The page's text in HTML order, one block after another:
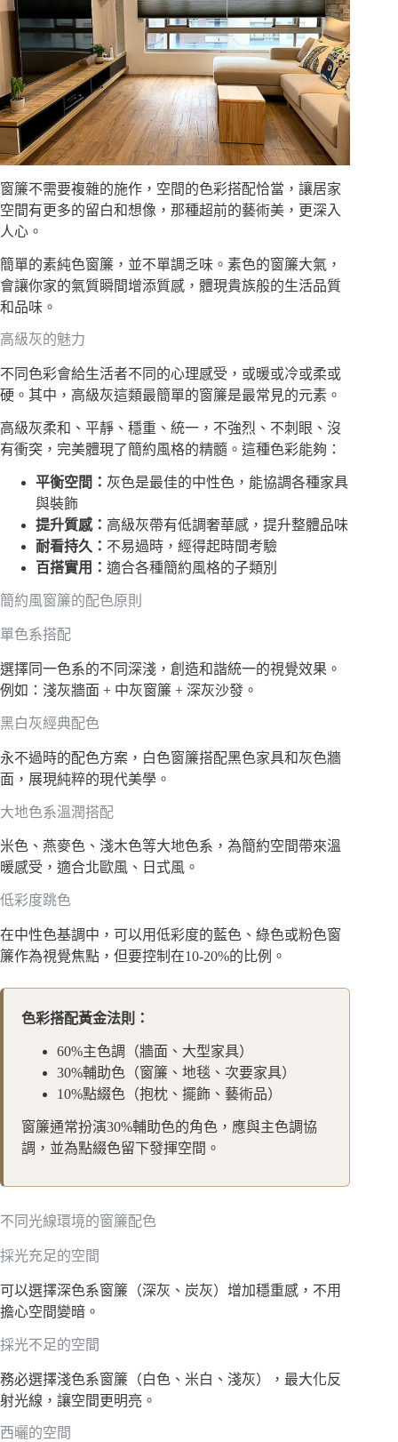
窗簾不需要複雜的施作，空間的色彩搭配恰當，讓居家
空間有更多的留白和想像，那種超前的藝術美，更深入
人心。
簡單的素純色窗簾，並不單調乏味。素色的窗簾大氣，
會讓你家的氣質瞬間增添質感，體現貴族般的生活品質
和品味。
高級灰的魅力
不同色彩會給生活者不同的心理感受，或暖或冷或柔或
硬。其中，高級灰這類最簡單的窗簾是最常見的元素。
高級灰柔和、平靜、穩重、統一，不強烈、不刺眼、沒
有衝突，完美體現了簡約風格的精髓。這種色彩能夠：
平衡空間： 灰色是最佳的中性色，能協調各種家具
與裝飾
提升質感： 高級灰帶有低調奢華感，提升整體品味
耐看持久： 不易過時，經得起時間考驗
百搭實用： 適合各種簡約風格的子類別
簡約風窗簾的配色原則
單色系搭配
選擇同一色系的不同深淺，創造和諧統一的視覺效果。
例如：淺灰牆面 + 中灰窗簾 + 深灰沙發。
黑白灰經典配色
永不過時的配色方案，白色窗簾搭配黑色家具和灰色牆
面，展現純粹的現代美學。
大地色系溫潤搭配
米色、燕麥色、淺木色等大地色系，為簡約空間帶來溫
暖感受，適合北歐風、日式風。
低彩度跳色
在中性色基調中，可以用低彩度的藍色、綠色或粉色窗
簾作為視覺焦點，但要控制在10-20%的比例。
色彩搭配黃金法則：
60%主色調（牆面、大型家具）
30%輔助色（窗簾、地毯、次要家具）
10%點綴色（抱枕、擺飾、藝術品）
窗簾通常扮演30%輔助色的角色，應與主色調協
調，並為點綴色留下發揮空間。
不同光線環境的窗簾配色
採光充足的空間
可以選擇深色系窗簾（深灰、炭灰）增加穩重感，不用
擔心空間變暗。
採光不足的空間
務必選擇淺色系窗簾（白色、米白、淺灰），最大化反
射光線，讓空間更明亮。
西曬的空間